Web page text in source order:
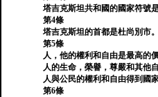
塔吉克斯坦共和國的國家符號
第4條
塔吉克斯坦的首都是杜尚別市。
第5條
人，他的權利和自由是最高的價
人的生命，榮譽，尊嚴和其他
人與公民的權利和自由得到國
第6條